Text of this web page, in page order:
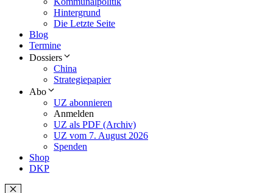
Hintergrund
Die Letzte Seite
Blog
Termine
Dossiers
China
Strategiepapier
Abo
UZ abonnieren
Anmelden
UZ als PDF (Archiv)
UZ vom 7. August 2026
Spenden
Shop
DKP